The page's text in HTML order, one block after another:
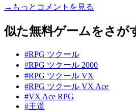
→もっとコメントを見る
似た無料ゲームをさが
#RPG ツクール
#RPG ツクール 2000
#RPG ツクール VX
#RPG ツクール VX Ace
#VX Ace RPG
#王道